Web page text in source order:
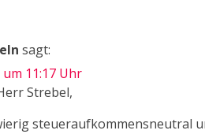
sagt:
um 11:17 Uhr
Strebel,
steueraufkommensneutral